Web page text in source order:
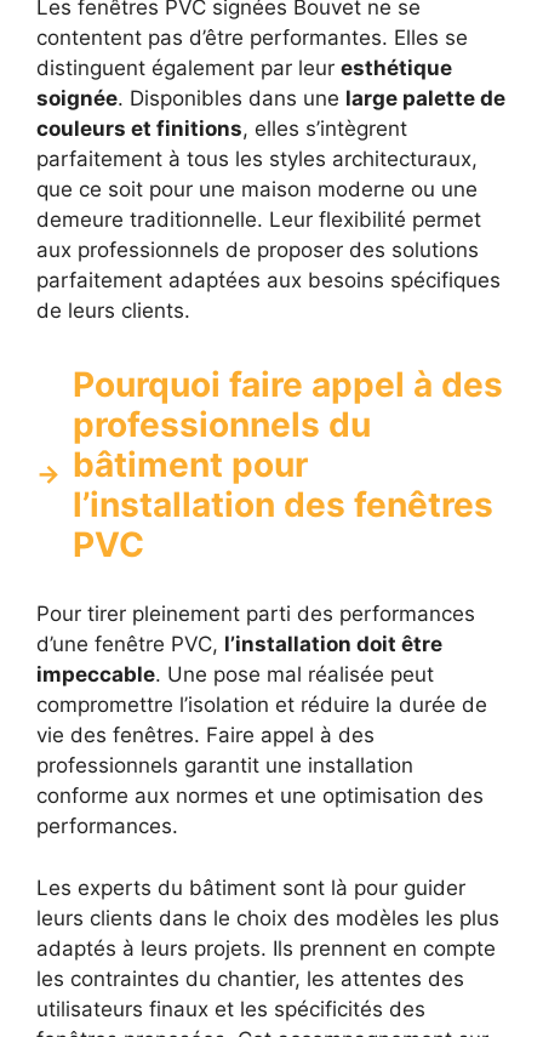
Les fenêtres PVC signées Bouvet ne se
contentent pas d’être performantes. Elles se
distinguent également par leur esthétique
soignée. Disponibles dans une large palette de
couleurs et finitions, elles s’intègrent
parfaitement à tous les styles architecturaux,
que ce soit pour une maison moderne ou une
demeure traditionnelle. Leur flexibilité permet
aux professionnels de proposer des solutions
parfaitement adaptées aux besoins spécifiques
de leurs clients.
Pourquoi faire appel à des
professionnels du
bâtiment pour
l’installation des fenêtres
PVC
Pour tirer pleinement parti des performances
d’une fenêtre PVC, l’installation doit être
impeccable. Une pose mal réalisée peut
compromettre l’isolation et réduire la durée de
vie des fenêtres. Faire appel à des
professionnels garantit une installation
conforme aux normes et une optimisation des
performances.
Les experts du bâtiment sont là pour guider
leurs clients dans le choix des modèles les plus
adaptés à leurs projets. Ils prennent en compte
les contraintes du chantier, les attentes des
utilisateurs finaux et les spécificités des